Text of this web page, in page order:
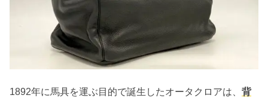
1892年に馬具を運ぶ目的で誕生したオータクロアは、 背